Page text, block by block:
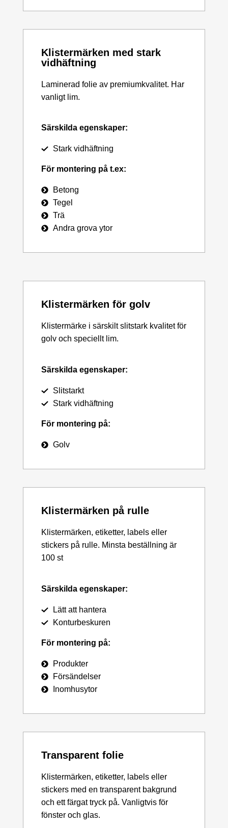
Klistermärken med stark
vidhäftning
Laminerad folie av premiumkvalitet. Har
vanligt lim.
Särskilda egenskaper:
Stark vidhäftning
För montering på t.ex:
Betong
Tegel
Trä
Andra grova ytor
Klistermärken för golv
Klistermärke i särskilt slitstark kvalitet för
golv och speciellt lim.
Särskilda egenskaper:
Slitstarkt
Stark vidhäftning
För montering på:
Golv
Klistermärken på rulle
Klistermärken, etiketter, labels eller
stickers på rulle. Minsta beställning är
100 st
Särskilda egenskaper:
Lätt att hantera
Konturbeskuren
För montering på:
Produkter
Försändelser
Inomhusytor
Transparent folie
Klistermärken, etiketter, labels eller
stickers med en transparent bakgrund
och ett färgat tryck på. Vanligtvis för
fönster och glas.